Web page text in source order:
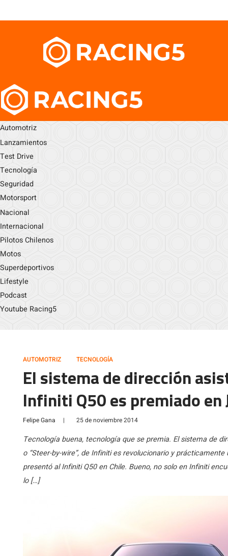
Automotriz
Lanzamientos
Test Drive
Tecnología
Seguridad
Motorsport
Nacional
Internacional
Pilotos Chilenos
Motos
Superdeportivos
Lifestyle
Podcast
Youtube Racing5
AUTOMOTRIZ TECNOLOGÍA
El sistema de dirección
Infiniti Q50 es premiado en
Felipe Gana | 25 de noviembre 2014
Tecnología buena, tecnología que se premia. El sistema de
o “Steer-by-wire”, de Infiniti es revolucionario y
presentó al Infiniti Q50 en Chile. Bueno, no solo en Infiniti
lo […]